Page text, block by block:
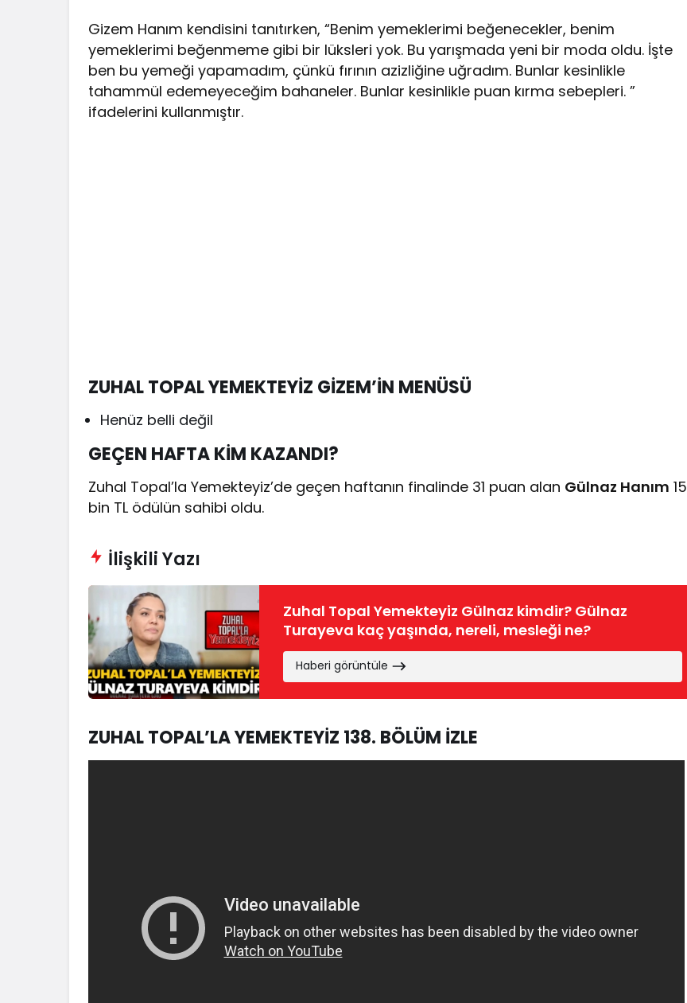
Gizem Hanım kendisini tanıtırken, “Benim yemeklerimi beğenecekler, benim
yemeklerimi beğenmeme gibi bir lüksleri yok. Bu yarışmada yeni bir moda oldu. İşte
ben bu yemeği yapamadım, çünkü fırının azizliğine uğradım. Bunlar kesinlikle
tahammül edemeyeceğim bahaneler. Bunlar kesinlikle puan kırma sebepleri. ”
ifadelerini kullanmıştır.
ZUHAL TOPAL YEMEKTEYİZ GİZEM’İN MENÜSÜ
Henüz belli değil
GEÇEN HAFTA KİM KAZANDI?
Zuhal Topal’la Yemekteyiz’de geçen haftanın finalinde 31 puan alan Gülnaz Hanım 15
bin TL ödülün sahibi oldu.
İlişkili Yazı
Zuhal Topal Yemekteyiz Gülnaz kimdir? Gülnaz
Turayeva kaç yaşında, nereli, mesleği ne?
Haberi görüntüle
ZUHAL TOPAL’LA YEMEKTEYİZ 138. BÖLÜM İZLE